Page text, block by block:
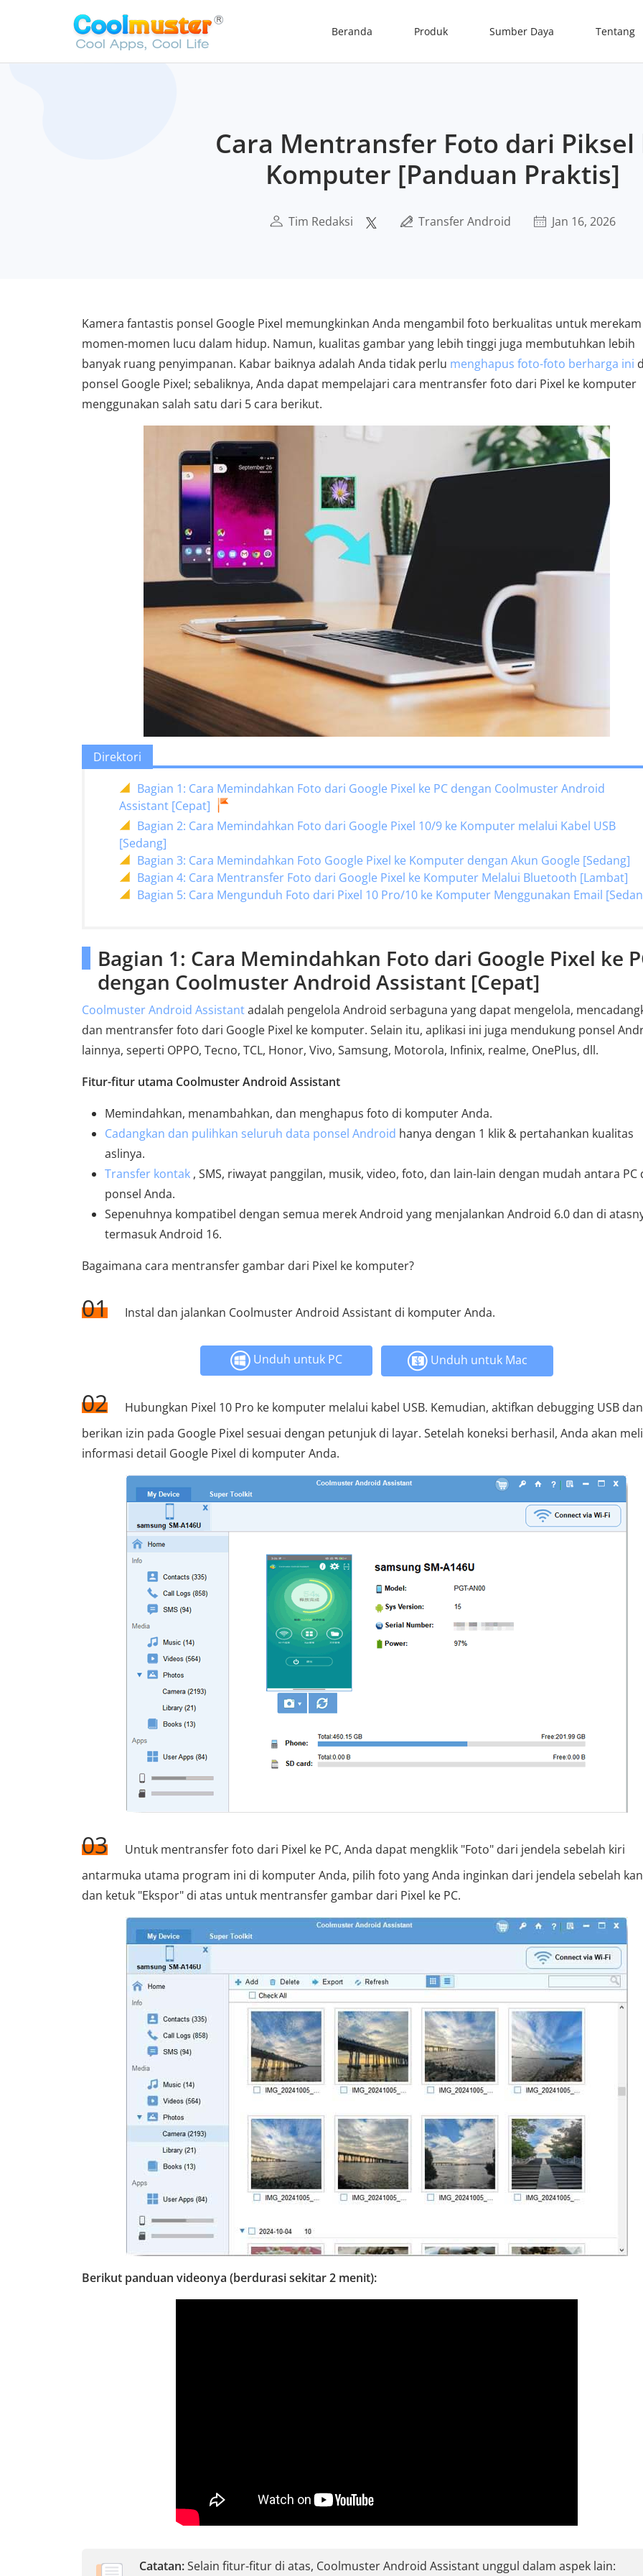
Beranda Produk Sumber Daya Tentang
Cara Mentransfer Foto dari Piksel
Komputer [Panduan Praktis]
Tim Redaksi Transfer Android Jan 16, 2026
Kamera fantastis ponsel Google Pixel memungkinkan Anda mengambil foto berkualitas untuk merekam
momen-momen lucu dalam hidup. Namun, kualitas gambar yang lebih tinggi juga membutuhkan lebih
banyak ruang penyimpanan. Kabar baiknya adalah Anda tidak perlu menghapus foto-foto berharga ini
ponsel Google Pixel; sebaliknya, Anda dapat mempelajari cara mentransfer foto dari Pixel ke komputer
menggunakan salah satu dari 5 cara berikut.
Direktori
Bagian 1: Cara Memindahkan Foto dari Google Pixel ke PC dengan Coolmuster Android
Assistant [Cepat]
Bagian 2: Cara Memindahkan Foto dari Google Pixel 10/9 ke Komputer melalui Kabel USB
[Sedang]
Bagian 3: Cara Memindahkan Foto Google Pixel ke Komputer dengan Akun Google [Sedang]
Bagian 4: Cara Mentransfer Foto dari Google Pixel ke Komputer Melalui Bluetooth [Lambat]
Bagian 5: Cara Mengunduh Foto dari Pixel 10 Pro/10 ke Komputer Menggunakan Email
Bagian 1: Cara Memindahkan Foto dari Google Pixel ke
dengan Coolmuster Android Assistant [Cepat]
Coolmuster Android Assistantadalah pengelola Android serbaguna yang dapat mengelola,
dan mentransfer foto dari Google Pixel ke komputer. Selain itu, aplikasi ini juga mendukung ponsel
lainnya, seperti OPPO, Tecno, TCL, Honor, Vivo, Samsung, Motorola, Infinix, realme, OnePlus, dll.
Fitur-fitur utama Coolmuster Android Assistant
Memindahkan, menambahkan, dan menghapus foto di komputer Anda.
Cadangkan dan pulihkan seluruh data ponsel Android hanya dengan 1 klik & pertahankan kualitas
aslinya.
Transfer kontak , SMS, riwayat panggilan, musik, video, foto, dan lain-lain dengan mudah antara PC
ponsel Anda.
Sepenuhnya kompatibel dengan semua merek Android yang menjalankan Android 6.0 dan di
termasuk Android 16.
Bagaimana cara mentransfer gambar dari Pixel ke komputer?
01 Instal dan jalankan Coolmuster Android Assistant di komputer Anda.
Unduh untuk PC Unduh untuk Mac
02
Hubungkan Pixel 10 Pro ke komputer melalui kabel USB. Kemudian, aktifkan debugging USB dan
berikan izin pada Google Pixel sesuai dengan petunjuk di layar. Setelah koneksi berhasil, Anda akan
informasi detail Google Pixel di komputer Anda.
03
Untuk mentransfer foto dari Pixel ke PC, Anda dapat mengklik "Foto" dari jendela sebelah kiri
antarmuka utama program ini di komputer Anda, pilih foto yang Anda inginkan dari jendela sebelah
dan ketuk "Ekspor" di atas untuk mentransfer gambar dari Pixel ke PC.
Berikut panduan videonya (berdurasi sekitar 2 menit):
Catatan:Selain fitur-fitur di atas, Coolmuster Android Assistant unggul dalam aspek lain: